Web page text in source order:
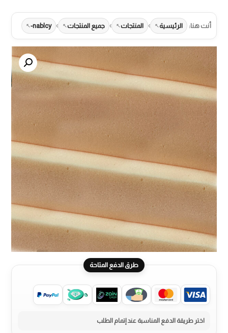
أنت هنا: الرئيسية › المنتجات › جميع المنتجات ›
nablcy-
طرق الدفع المتاحة